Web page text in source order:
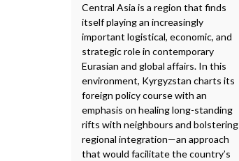
Central Asia is a region that finds
itself playing an increasingly
important logistical, economic, and
strategic role in contemporary
Eurasian and global affairs. In this
environment, Kyrgyzstan charts its
foreign policy course with an
emphasis on healing long-standing
rifts with neighbours and bolstering
regional integration—an approach
that would facilitate the country’s